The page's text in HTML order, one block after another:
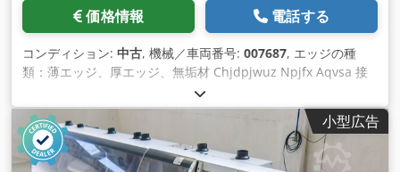
価格情報 電話する
コンディション: 中古, 機械／車両番号: 007687, エッジの種
類：薄エッジ、厚エッジ、無垢材 Chjdpjwuz Npjfx Aqvsa 接
着システム：EVA、熱風 ジョイントミリング：はい 多機能ユニ
ット: はい マックス。前進速度：18 m/分 最大パネル厚：60
mm 作業単位: 7 nr
小型広告